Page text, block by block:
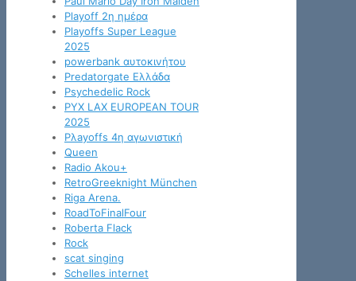
Playoff 2η ημέρα
Playoffs Super League
2025
powerbank αυτοκινήτου
Predatorgate Ελλάδα
Psychedelic Rock
PYX LAX EUROPEAN TOUR
2025
Pλayoffs 4η αγωνιστική
Queen
Radio Akou+
RetroGreeknight München
Riga Arena.
RoadToFinalFour
Roberta Flack
Rock
scat singing
Schelles internet